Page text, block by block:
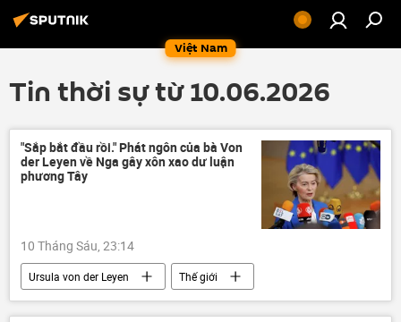
Việt Nam
Tin thời sự từ 10.06.2026
"Sắp bắt đầu rồi." Phát ngôn của bà Von
der Leyen về Nga gây xôn xao dư luận
phương Tây
10 Tháng Sáu, 23:14
Ursula von der Leyen
Thế giới
Châu Âu
Nga Pháp
EU